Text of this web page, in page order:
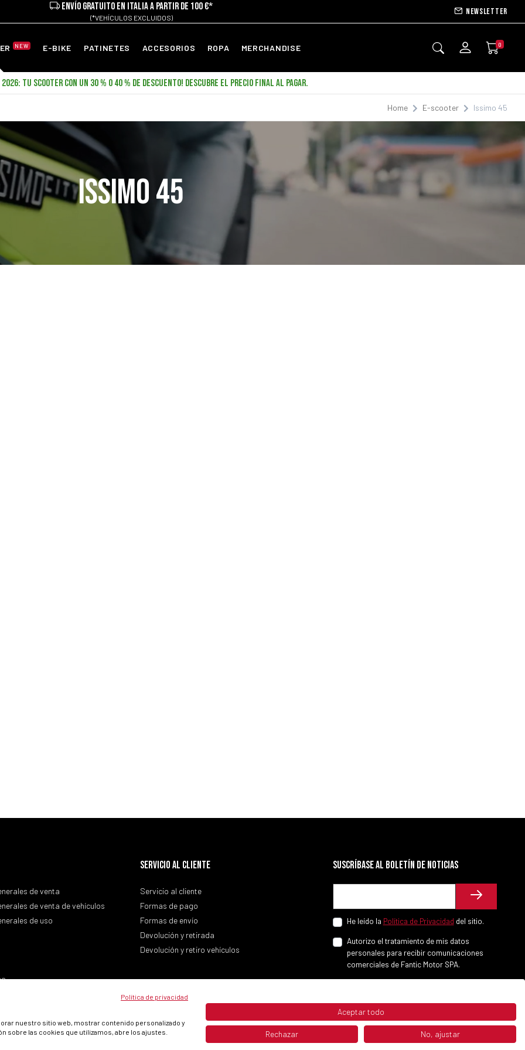
ENVÍO GRATUITO EN ITALIA A PARTIR DE 100 €*
(*VEHÍCULOS EXCLUIDOS)
Newsletter
NEW E-BIKE PATINETES ACCESORIOS ROPA MERCHANDISE 0
TU SCOOTER CON UN 30 % O 40 % DE DESCUENTO! DESCUBRE EL PRECIO FINAL AL PAGAR.
Home E-scooter Issimo 45
ISSIMO 45
de venta
de venta de vehículos
de uso
SERVICIO AL CLIENTE
Servicio al cliente
Formas de pago
Formas de envío
Devolución y retirada
Devolución y retiro vehículos
Suscríbase al boletín de noticias
He leído la Política de Privacidad del sitio.
Autorizo el tratamiento de mis datos
personales para recibir comunicaciones
comerciales de Fantic Motor SPA.
Política de privacidad
nuestro sitio web, mostrar contenido personalizado y
sobre las cookies que utilizamos, abre los ajustes.
Aceptar todo
Rechazar No, ajustar